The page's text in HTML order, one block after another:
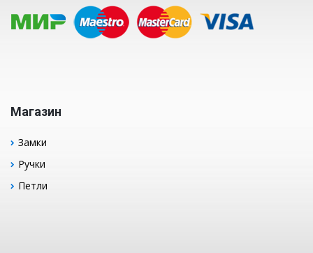
Магазин
Замки
Ручки
Петли